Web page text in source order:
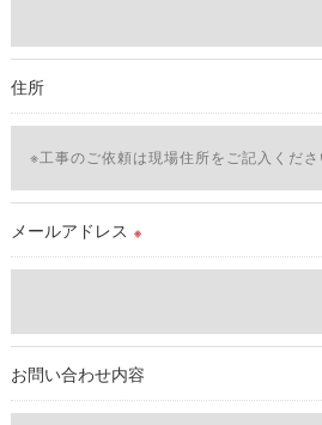
をご提供できない場合がございます
＜個人情報の開示･訂正・削除･利用
続を定めさせて頂いております。
ご本人である事を確認のうえ、対応さ
個人情報の開示･訂正･削除・利用停止
しては、お電話でお問合せ下さい。v
住所
メールアドレス ※
お問い合わせ内容